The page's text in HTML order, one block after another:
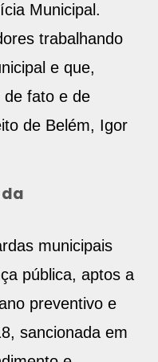
Municipal.
trabalhando
e que,
de fato e de
de Belém, Igor
municipais
pública, aptos a
preventivo e
sancionada em